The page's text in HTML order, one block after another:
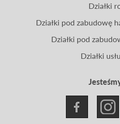
Działki
Działki pod zabudowę
Działki pod
Działki